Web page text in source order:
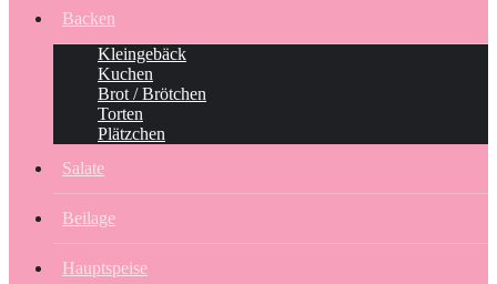
Backen
Kleingebäck
Kuchen
Brot / Brötchen
Torten
Plätzchen
Salate
Beilage
Hauptspeise